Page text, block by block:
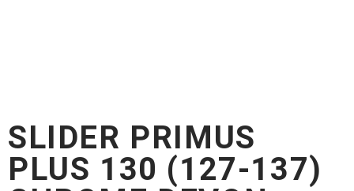
SLIDER PRIMUS
PLUS 130 (127-137)